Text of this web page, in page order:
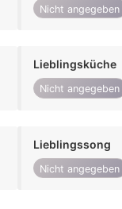
Nicht angegeben
Lieblingsküche
Nicht angegeben
Lieblingssong
Nicht angegeben